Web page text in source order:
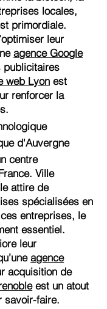
locales,
primordiale.
leur
agence Google
publicitaires
web Lyon est
renforcer la
centre
Ville
attire de
spécialisées en
entreprises, le
essentiel.
leur
agence
acquisition de
est un atout
savoir-faire.
d'Auvergne